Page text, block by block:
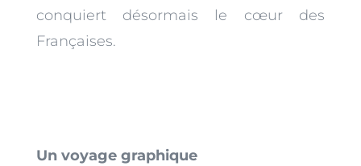
conquiert désormais le cœur des
Françaises.
Un voyage graphique